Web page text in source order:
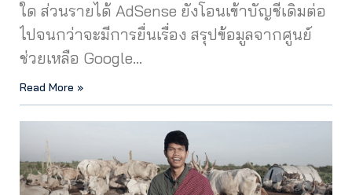
ใด ส่วนรายได้ AdSense ยังโอนเข้าบัญชีเดิมต่อ
ไปจนกว่าจะมีการยื่นเรื่อง สรุปข้อมูลจากศูนย์
ช่วยเหลือ Google…
Read More »